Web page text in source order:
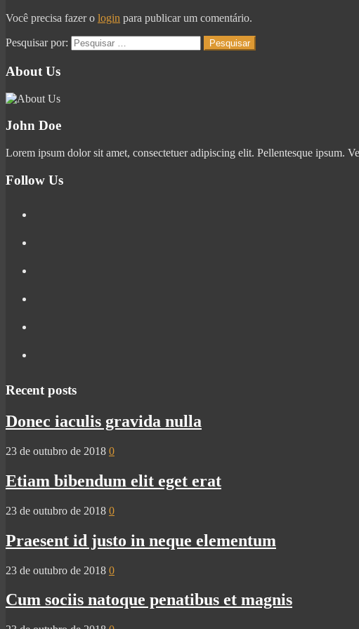
Você precisa fazer o login para publicar um comentário.
Pesquisar por:
About Us
John Doe
Lorem ipsum dolor sit amet, consectetuer adipiscing elit. Pellentesque ipsum.
Follow Us
Recent posts
Donec iaculis gravida nulla
23 de outubro de 2018 0
Etiam bibendum elit eget erat
23 de outubro de 2018 0
Praesent id justo in neque elementum
23 de outubro de 2018 0
Cum sociis natoque penatibus et magnis